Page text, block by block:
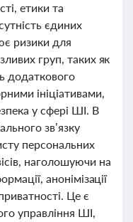
етики та
єдиних
ризики для
груп, таких як
додаткового
ініціативами,
у сфері ШІ. В
зв’язку
персональних
наголошуючи на
анонімізації
Це є
управління ШІ,